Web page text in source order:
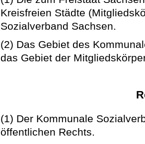
Kreisfreien Städte
Sozialverband Sachsen.
(2) Das Gebiet des
das Gebiet der
(1) Der Kommunale
öffentlichen Rechts.